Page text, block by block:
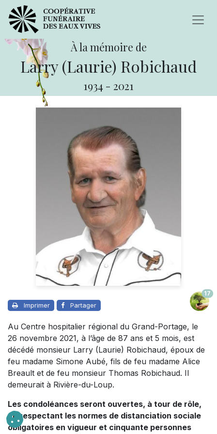
À la mémoire de
Larry (Laurie) Robichaud
1934 - 2021
Imprimer Partager
17
Au Centre hospitalier régional du Grand-Portage, le
26 novembre 2021, à l’âge de 87 ans et 5 mois, est
décédé monsieur Larry (Laurie) Robichaud, époux de
feu madame Simone Aubé, fils de feu madame Alice
Breault et de feu monsieur Thomas Robichaud. Il
demeurait à Rivière-du-Loup.
Les condoléances seront ouvertes, à tour de rôle,
en respectant les normes de distanciation sociale
obligatoires en vigueur et cinquante personnes